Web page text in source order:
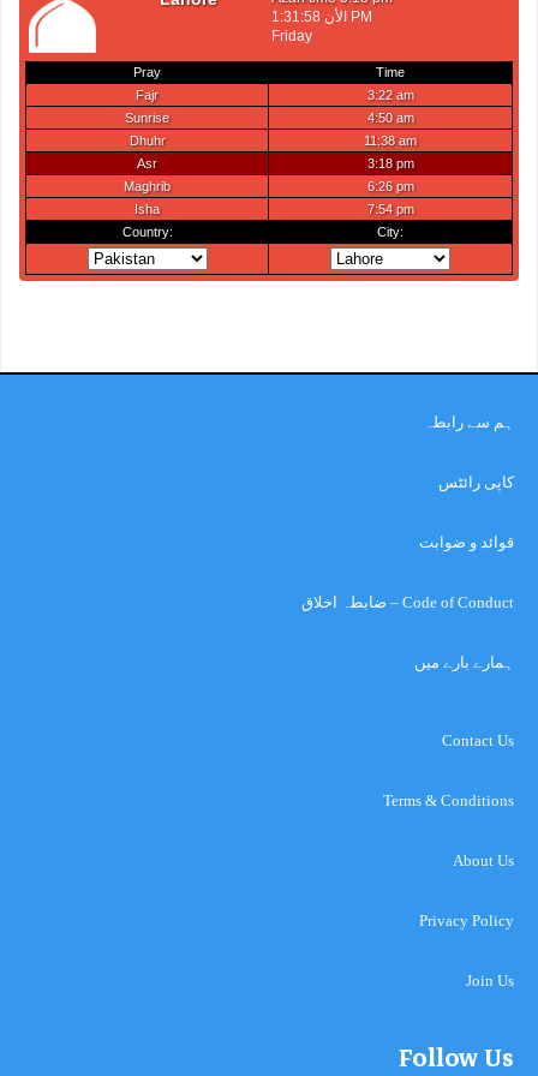
ہم سے رابطہ
کاپی رائٹس
قوائد و ضوابت
Code of Conduct – ضابطہ اخلاق
ہمارے بارے میں
Contact Us
Terms & Conditions
About Us
Privacy Policy
Join Us
Follow Us